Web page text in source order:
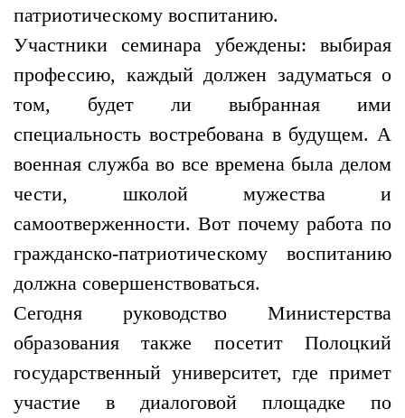
патриотическому воспитанию.
Участники семинара убеждены: выбирая
профессию, каждый должен задуматься о
том, будет ли выбранная ими
специальность востребована в будущем. А
военная служба во все времена была делом
чести, школой мужества и
самоотверженности. Вот почему работа по
гражданско-патриотическому воспитанию
должна совершенствоваться.
Сегодня руководство Министерства
образования также посетит Полоцкий
государственный университет, где примет
участие в диалоговой площадке по